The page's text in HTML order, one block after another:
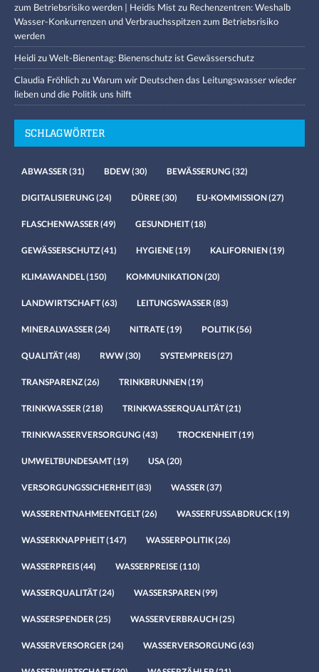
zum Betriebsrisiko werden | Heidis Mistzu Rechenzentren: Weshalb
Wasser-Konkurrenzen und Verbrauchsspitzen zum Betriebsrisiko
werden
HeidizuWelt-Bienentag: Bienenschutz ist Gewässerschutz
Claudia FröhlichzuWarum wir Deutschen das Leitungswasser wieder
lieben und die Politik uns hilft
SCHLAGWÖRTER
ABWASSER(31) BDEW(30) BEWÄSSERUNG (32)
DIGITALISIERUNG (24) DÜRRE(30) EU-KOMMISSION(27)
FLASCHENWASSER(49) GESUNDHEIT(18)
GEWÄSSERSCHUTZ(41) HYGIENE(19) KALIFORNIEN(19)
KLIMAWANDEL(150) KOMMUNIKATION(20)
LANDWIRTSCHAFT(63) LEITUNGSWASSER(83)
MINERALWASSER(24) NITRATE(19) POLITIK(56)
QUALITÄT(48) RWW(30) SYSTEMPREIS(27)
TRANSPARENZ(26) TRINKBRUNNEN(19)
TRINKWASSER(218) TRINKWASSERQUALITÄT(21)
TRINKWASSERVERSORGUNG (43) TROCKENHEIT(19)
UMWELTBUNDESAMT(19) USA(20)
VERSORGUNGSSICHERHEIT(83) WASSER(37)
WASSERENTNAHMEENTGELT(26) WASSERFUSSABDRUCK(19)
WASSERKNAPPHEIT(147) WASSERPOLITIK(26)
WASSERPREIS(44) WASSERPREISE(110)
WASSERQUALITÄT(24) WASSERSPAREN(99)
WASSERSPENDER(25) WASSERVERBRAUCH(25)
WASSERVERSORGER(24) WASSERVERSORGUNG (63)